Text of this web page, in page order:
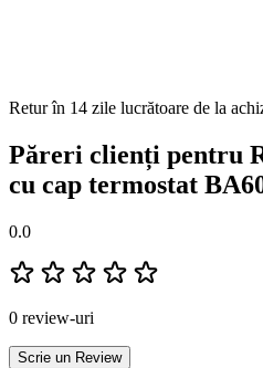
Retur în 14 zile lucrătoare de la
Păreri clienți pentru
cu cap termostat
0.0
0 review-uri
Scrie un Review